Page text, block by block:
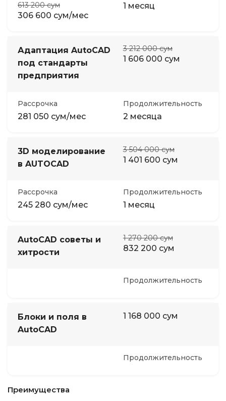
613 200 сум
306 600 сум/мес
1 месяц
Адаптация AutoCAD
под стандарты
предприятия
3 212 000 сум
1 606 000 сум
Рассрочка
281 050 сум/мес
Продолжительность
2 месяца
3D моделирование
в AUTOCAD
3 504 000 сум
1 401 600 сум
Рассрочка
245 280 сум/мес
Продолжительность
1 месяц
AutoCAD советы и
хитрости
1 270 200 сум
832 200 сум
Продолжительность
Блоки и поля в
AutoCAD
1 168 000 сум
Продолжительность
Преимущества